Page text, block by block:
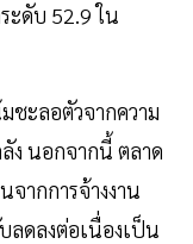
ะดับ 52.9 ใน
ชะลอตัวจากความ
ง นอกจากนี้ ตลาด
ากการจ้างงาน
ลดลงต่อเนื่องเป็น